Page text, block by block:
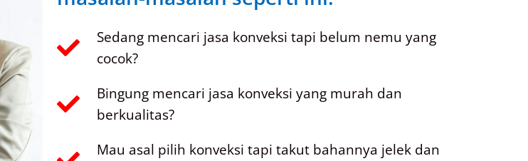
Sedang mencari jasa konveksi tapi belum nemu yang
cocok?
Bingung mencari jasa konveksi yang murah dan
berkualitas?
Mau asal pilih konveksi tapi takut bahannya jelek dan